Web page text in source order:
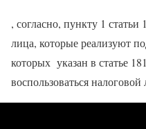
, согласно, пункту 1
лица, которые реализуют
которых указан в статье
воспользоваться налоговой